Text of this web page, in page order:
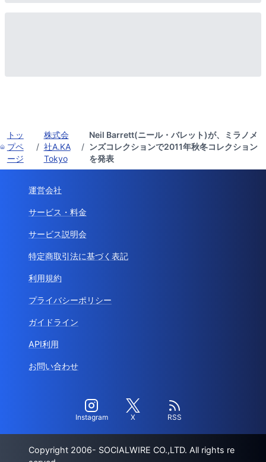
トッ
プペ
ージ
/
株式会
社A.KA
Tokyo
/
Neil Barrett(ニール・バレット)が、ミラノメ
ンズコレクションで2011年秋冬コレクション
を発表
運営会社
サービス・料金
サービス説明会
特定商取引法に基づく表記
利用規約
プライバシーポリシー
ガイドライン
API利用
お問い合わせ
Instagram X RSS
Copyright 2006- SOCIALWIRE CO.,LTD. All rights re